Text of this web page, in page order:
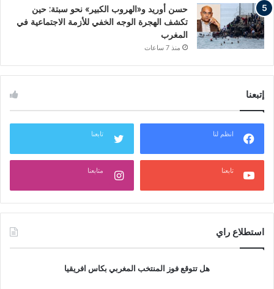
حسن أوريد و«الهروب الكبير» نحو سبتة: حين
تكشف الهجرة الوجه الخفي للأزمة الاجتماعية في
المغرب
منذ 7 ساعات
إتبعنا
انظم لنا تابعنا
تابعنا متابعنا
استطلاع راي
هل تتوقع فوز المنتخب المغربي بكاس افريقيا